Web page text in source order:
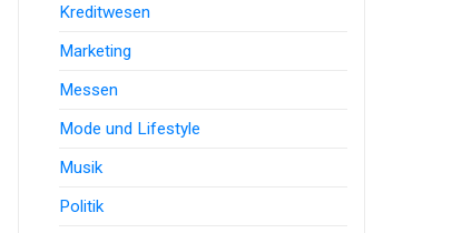
Kreditwesen
Marketing
Messen
Mode und Lifestyle
Musik
Politik